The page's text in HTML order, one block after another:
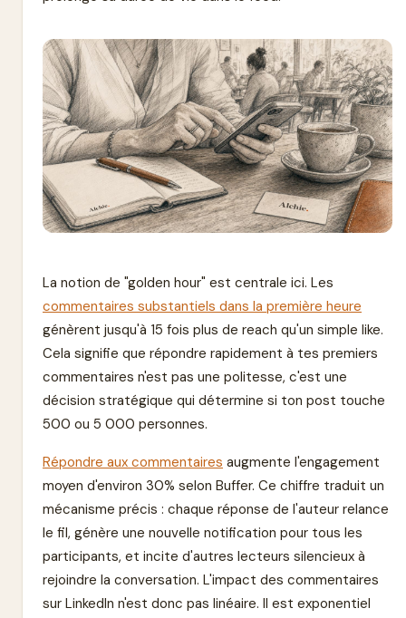
La notion de "golden hour" est centrale ici. Les
commentaires substantiels dans la première heure
génèrent jusqu'à 15 fois plus de reach qu'un simple like.
Cela signifie que répondre rapidement à tes premiers
commentaires n'est pas une politesse, c'est une
décision stratégique qui détermine si ton post touche
500 ou 5 000 personnes.
Répondre aux commentaires augmente l'engagement
moyen d'environ 30% selon Buffer. Ce chiffre traduit un
mécanisme précis : chaque réponse de l'auteur relance
le fil, génère une nouvelle notification pour tous les
participants, et incite d'autres lecteurs silencieux à
rejoindre la conversation. L'impact des commentaires
sur LinkedIn n'est donc pas linéaire. Il est exponentiel